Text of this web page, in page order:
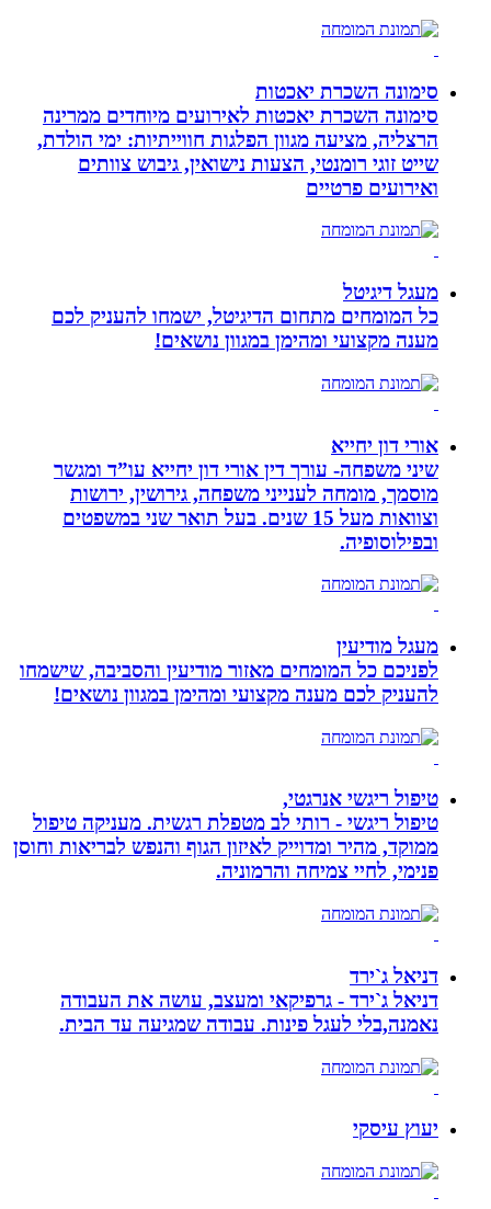
סימונה השכרת יאכטות
סימונה השכרת יאכטות לאירועים מיוחדים ממרינה
הרצליה, מציעה מגוון הפלגות חווייתיות: ימי הולדת,
שייט זוגי רומנטי, הצעות נישואין, גיבוש צוותים
ואירועים פרטיים
מעגל דיגיטל
כל המומחים מתחום הדיגיטל, ישמחו להעניק לכם
מענה מקצועי ומהימן במגוון נושאים!
אורי דון יחייא
שיני משפחה- עורך דין אורי דון יחייא עו”ד ומגשר
מוסמך, מומחה לענייני משפחה, גירושין, ירושות
וצוואות מעל 15 שנים. בעל תואר שני במשפטים
ובפילוסופיה.
מעגל מודיעין
לפניכם כל המומחים מאזור מודיעין והסביבה, שישמחו
להעניק לכם מענה מקצועי ומהימן במגוון נושאים!
טיפול ריגשי אנרגטי,
טיפול ריגשי - רותי לב מטפלת רגשית. מעניקה טיפול
ממוקד, מהיר ומדוייק לאיזון הגוף והנפש לבריאות וחוסן
פנימי, לחיי צמיחה והרמוניה.
דניאל ג`ירד
דניאל ג`ירד - גרפיקאי ומעצב, עושה את העבודה
נאמנה,בלי לעגל פינות. עבודה שמגיעה עד הבית.
יעוץ עיסקי